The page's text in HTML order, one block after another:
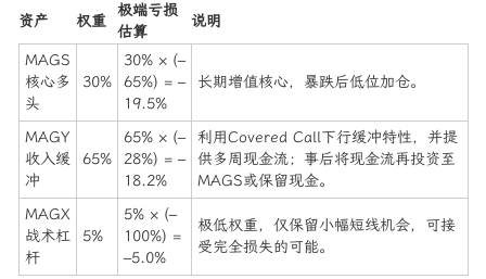
资产 权重
极端亏损
估算
说明
MAGS
核心多
头
30%
30% × (–
65%) = –
19.5%
长期增值核心，暴跌后低位加仓。
MAGY
收入缓
冲
65%
65% × (–
28%) = –
18.2%
利用Covered Call下行缓冲特性，并提
供多周现金流；事后将现金流再投资至
MAGS或保留现金。
MAGX
战术杠
杆
5%
5% × (–
100%) =
–5.0%
极低权重，仅保留小幅短线机会，可接
受完全损失的可能。